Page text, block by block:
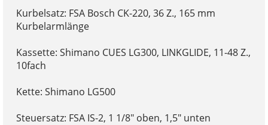
Kurbelsatz: FSA Bosch CK-220, 36 Z., 165 mm
Kurbelarmlänge
Kassette: Shimano CUES LG300, LINKGLIDE, 11-48 Z.,
10fach
Kette: Shimano LG500
Steuersatz: FSA IS-2, 1 1/8" oben, 1,5" unten